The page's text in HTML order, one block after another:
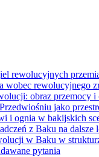
rewolucyjnych
wobec rewolucyjnego
obraz przemocy i
jako
i ognia w bakijskich
z Baku na dalsze
w Baku w
pytania